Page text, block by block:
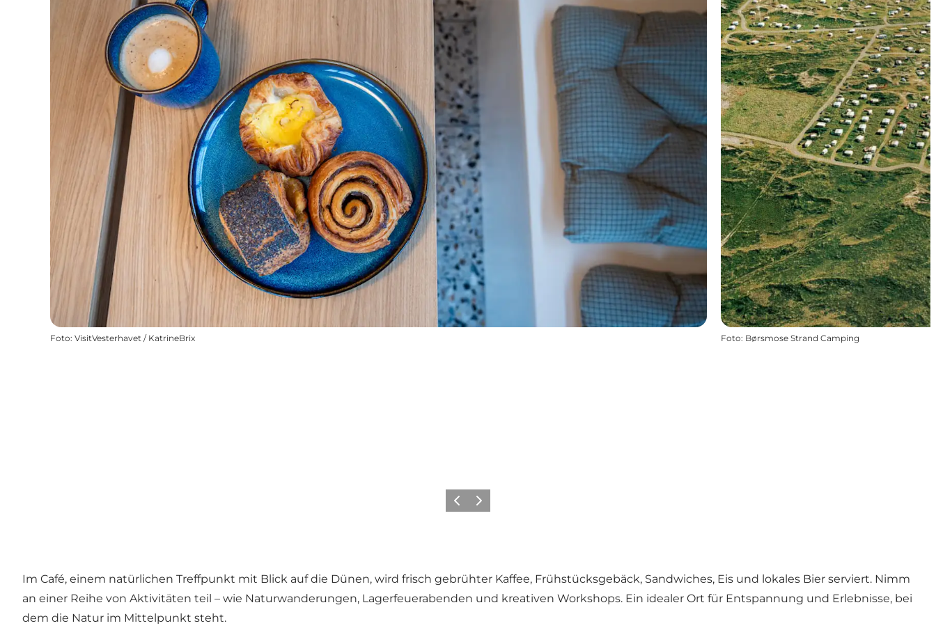
Foto: VisitVesterhavet / KatrineBrix Foto: Børsmose Strand Camping
ZurückWeiter
Im Café, einem natürlichen Treffpunkt mit Blick auf die Dünen, wird frisch gebrühter Kaffee, Frühstücksgebäck, Sandwiches, Eis und lokales Bier serviert. Nimm
an einer Reihe von Aktivitäten teil – wie Naturwanderungen, Lagerfeuerabenden und kreativen Workshops. Ein idealer Ort für Entspannung und Erlebnisse, bei
dem die Natur im Mittelpunkt steht.